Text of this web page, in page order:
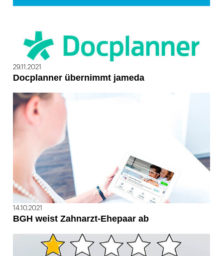
29.11.2021
Docplanner übernimmt jameda
14.10.2021
BGH weist Zahnarzt-Ehepaar ab